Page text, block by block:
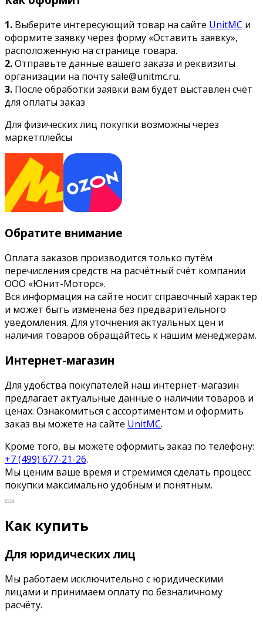
1. Выберите интересующий товар на сайте UnitMC и
оформите заявку через форму «Оставить заявку»,
расположенную на странице товара.
2.Отправьте данные вашего заказа и реквизиты
организации на почту sale@unitmc.ru.
3. После обработки заявки вам будет выставлен счёт
для оплаты заказ
Для физических лиц покупки возможны через
маркетплейсы
Обратите внимание
Оплата заказов производится только путём
перечисления средств на расчётный счёт компании
ООО «Юнит-Моторс».
Вся информация на сайте носит справочный характер
и может быть изменена без предварительного
уведомления. Для уточнения актуальных цен и
наличия товаров обращайтесь к нашим менеджерам.
Интернет-магазин
Для удобства покупателей наш интернет-магазин
предлагает актуальные данные о наличии товаров и
ценах. Ознакомиться с ассортиментом и оформить
заказ вы можете на сайте UnitMC.
Кроме того, вы можете оформить заказ по телефону:
+7 (499) 677-21-26.
Мы ценим ваше время и стремимся сделать процесс
покупки максимально удобным и понятным.
Как купить
Для юридических лиц
Мы работаем исключительно с юридическими
лицами и принимаем оплату по безналичному
расчёту.